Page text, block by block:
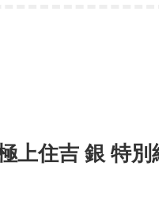
上住吉 銀 特別